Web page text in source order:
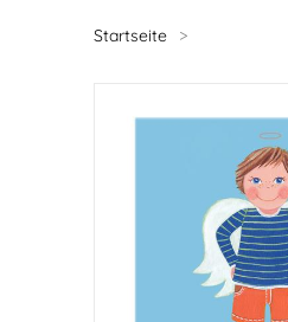
Startseite >